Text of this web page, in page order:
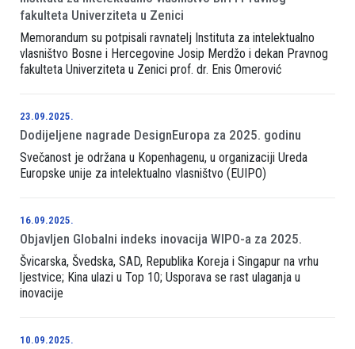
fakulteta Univerziteta u Zenici
Memorandum su potpisali ravnatelj Instituta za intelektualno
vlasništvo Bosne i Hercegovine Josip Merdžo i dekan Pravnog
fakulteta Univerziteta u Zenici prof. dr. Enis Omerović
23.09.2025.
Dodijeljene nagrade DesignEuropa za 2025. godinu
Svečanost je održana u Kopenhagenu, u organizaciji Ureda
Europske unije za intelektualno vlasništvo (EUIPO)
16.09.2025.
Objavljen Globalni indeks inovacija WIPO-a za 2025.
Švicarska, Švedska, SAD, Republika Koreja i Singapur na vrhu
ljestvice; Kina ulazi u Top 10; Usporava se rast ulaganja u
inovacije
10.09.2025.